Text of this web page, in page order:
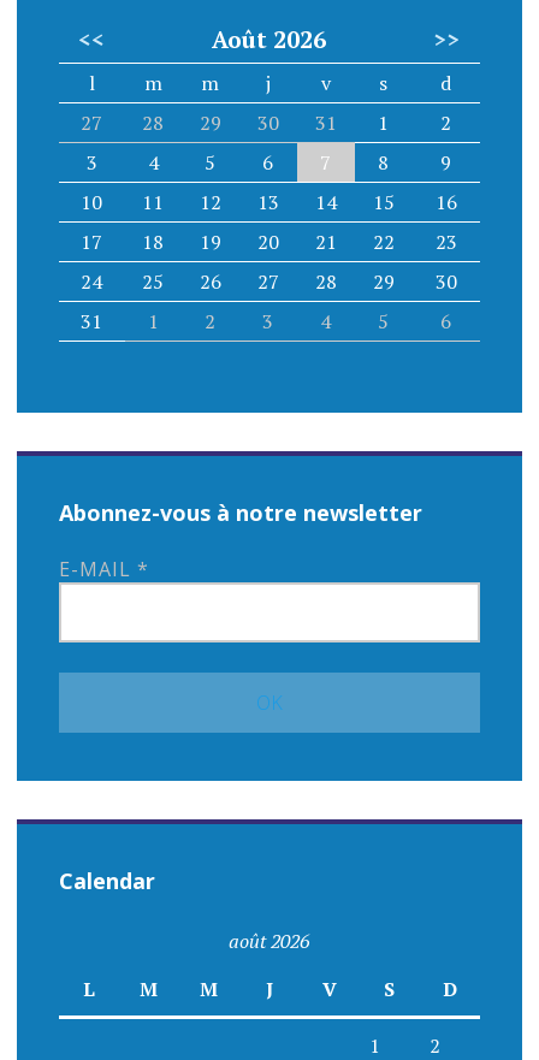
<< Août 2026 >>
l m m j v s
d
27
28 29 30 31 1
2
3
4 5 6 7 8
9
10
11 12 13 14 15
16
17
18 19 20 21 22
23
24
25 26 27 28 29
30
31
1 2 3 4 5 6
Abonnez-vous à notre newsletter
E-MAIL *
Calendar
août 2026
L
M M J V S D
1 2